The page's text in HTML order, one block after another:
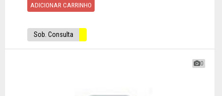
ADICIONAR CARRINHO
Sob. Consulta
0